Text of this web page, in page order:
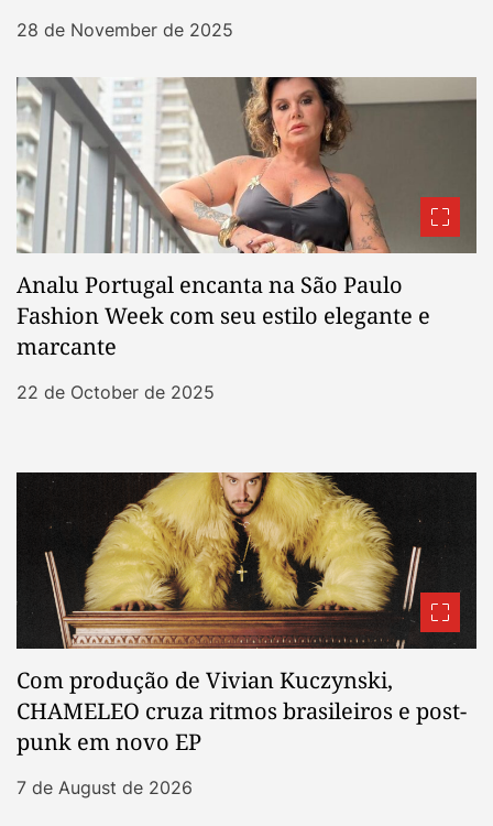
28 de November de 2025
Analu Portugal encanta na São Paulo
Fashion Week com seu estilo elegante e
marcante
22 de October de 2025
Com produção de Vivian Kuczynski,
CHAMELEO cruza ritmos brasileiros e post-
punk em novo EP
7 de August de 2026